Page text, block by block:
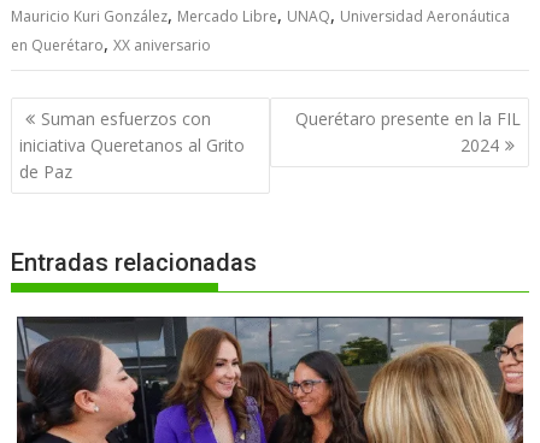
Mauricio Kuri González, Mercado Libre, UNAQ, Universidad Aeronáutica
en Querétaro,XX aniversario
Navegación
de
entradas
Suman esfuerzos con
iniciativa Queretanos al Grito
de Paz
Querétaro presente en la FIL
2024
Entradas relacionadas